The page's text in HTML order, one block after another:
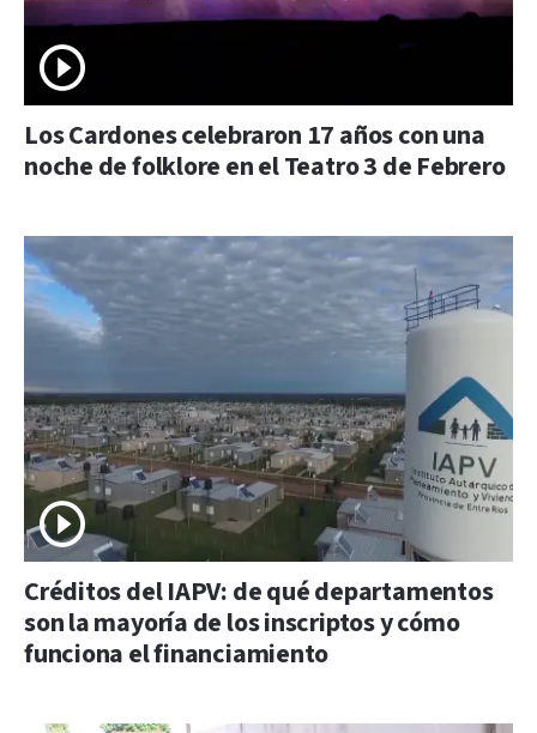
Los Cardones celebraron 17 años con una
noche de folklore en el Teatro 3 de Febrero
Créditos del IAPV: de qué departamentos
son la mayoría de los inscriptos y cómo
funciona el financiamiento